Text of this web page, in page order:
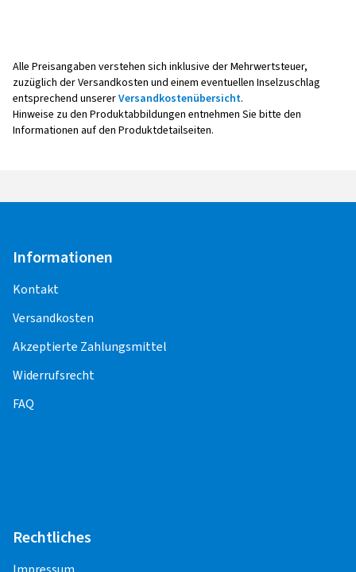
Alle Preisangaben verstehen sich inklusive der Mehrwertsteuer,
zuzüglich der Versandkosten und einem eventuellen Inselzuschlag
entsprechend unsererVersandkostenübersicht.
Hinweise zu den Produktabbildungen entnehmen Sie bitte den
Informationen auf den Produktdetailseiten.
Informationen
Kontakt
Versandkosten
Akzeptierte Zahlungsmittel
Widerrufsrecht
FAQ
Rechtliches